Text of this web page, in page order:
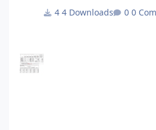
δικό σας
4 Downloads 0